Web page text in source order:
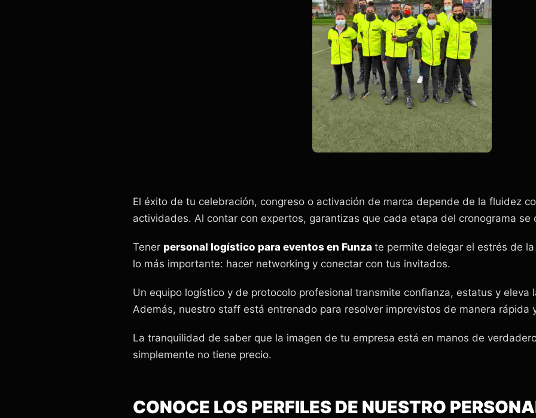
El éxito de tu celebración, congreso o activación de marca depende de la fluidez
actividades. Al contar con expertos, garantizas que cada etapa del cronograma se
Tener personal logístico para eventos en Funza te permite delegar el estrés de
lo más importante: hacer networking y conectar con tus invitados.
Un equipo logístico y de protocolo profesional transmite confianza, estatus y eleva
Además, nuestro staff está entrenado para resolver imprevistos de manera rápida
La tranquilidad de saber que la imagen de tu empresa está en manos de
simplemente no tiene precio.
CONOCE LOS PERFILES DE NUESTRO